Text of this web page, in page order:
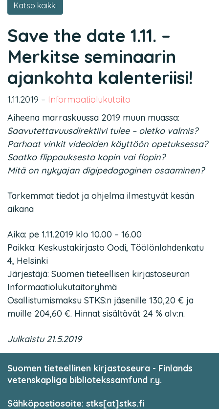
Katso kaikki
Save the date 1.11. –
Merkitse seminaarin
ajankohta kalenteriisi!
1.11.2019 – Informaatiolukutaito
Aiheena marraskuussa 2019 muun muassa:
Saavutettavuusdirektiivi tulee – oletko valmis?
Parhaat vinkit videoiden käyttöön opetuksessa?
Saatko flippauksesta kopin vai flopin?
Mitä on nykyajan digipedagoginen osaaminen?
Tarkemmat tiedot ja ohjelma ilmestyvät kesän
aikana
Aika: pe 1.11.2019 klo 10.00 – 16.00
Paikka: Keskustakirjasto Oodi, Töölönlahdenkatu
4, Helsinki
Järjestäjä: Suomen tieteellisen kirjastoseuran
Informaatiolukutaitoryhmä
Osallistumismaksu STKS:n jäsenille 130,20 € ja
muille 204,60 €. Hinnat sisältävät 24 % alv:n.
Julkaistu 21.5.2019
Suomen tieteellinen kirjastoseura - Finlands
vetenskapliga bibliotekssamfund r.y.
Sähköpostiosoite: stks[at]stks.fi